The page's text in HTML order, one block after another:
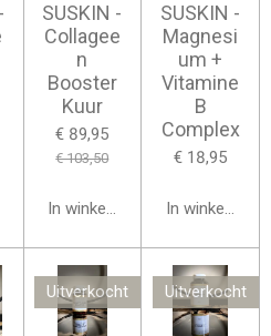
SUSKIN -
Collagee
n
Booster
Kuur
€ 89,95
€ 103,50
In winkelwagen
SUSKIN -
Magnesi
um +
Vitamine
B
Complex
€ 18,95
In
Uitverkocht Uitverkocht